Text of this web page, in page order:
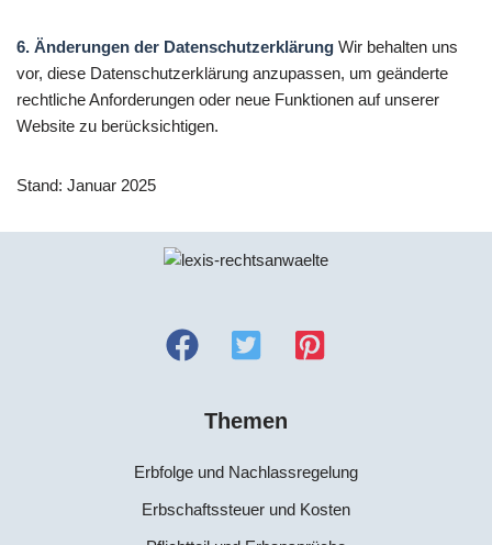
6. Änderungen der Datenschutzerklärung Wir behalten uns
vor, diese Datenschutzerklärung anzupassen, um geänderte
rechtliche Anforderungen oder neue Funktionen auf unserer
Website zu berücksichtigen.
Stand: Januar 2025
Themen
Erbfolge und Nachlassregelung
Erbschaftssteuer und Kosten